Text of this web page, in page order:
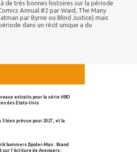
de très bonnes histoires sur la période
Annual #2 par Waid, The Many
par Byrne ou Blind Justice) mais
dans un récit unique a du
extraits pour la série HBO
des Etats-Unis
3 bien prévue pour 2027, et la
Sommers (Spider-Man : Brand
sur l'écriture de Avengers :